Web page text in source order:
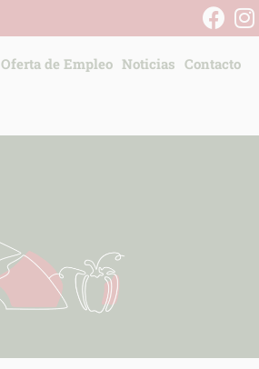
Oferta de Empleo Noticias Contacto